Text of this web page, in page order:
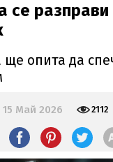
се разправи
ще опита да
15 Май 2026 2112